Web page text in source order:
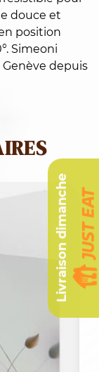
douce et
position
Simeoni
depuis
Livraison dimanche